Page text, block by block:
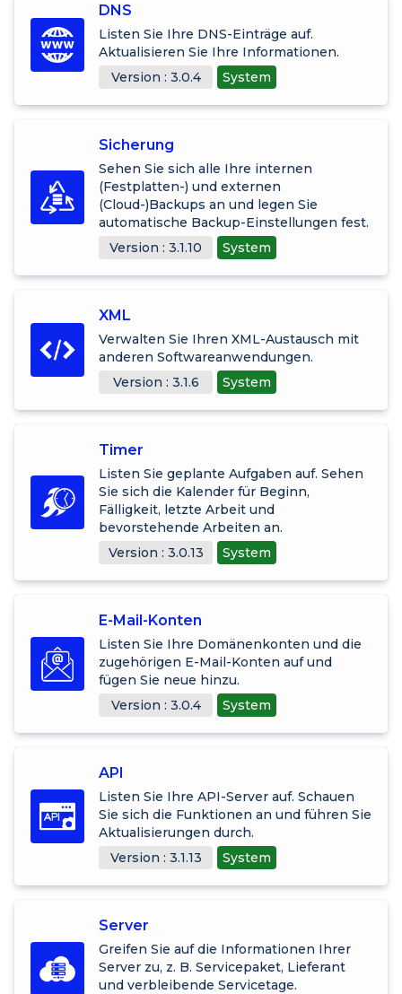
DNS
Listen Sie Ihre DNS-Einträge auf.
Aktualisieren Sie Ihre Informationen.
Version : 3.0.4
System
Sicherung
Sehen Sie sich alle Ihre internen
(Festplatten-) und externen
(Cloud-)Backups an und legen Sie
automatische Backup-Einstellungen fest.
Version : 3.1.10
System
XML
Verwalten Sie Ihren XML-Austausch mit
anderen Softwareanwendungen.
Version : 3.1.6
System
Timer
Listen Sie geplante Aufgaben auf. Sehen
Sie sich die Kalender für Beginn,
Fälligkeit, letzte Arbeit und
bevorstehende Arbeiten an.
Version : 3.0.13
System
E-Mail-Konten
Listen Sie Ihre Domänenkonten und die
zugehörigen E-Mail-Konten auf und
fügen Sie neue hinzu.
Version : 3.0.4
System
API
Listen Sie Ihre API-Server auf. Schauen
Sie sich die Funktionen an und führen Sie
Aktualisierungen durch.
Version : 3.1.13
System
Server
Greifen Sie auf die Informationen Ihrer
Server zu, z. B. Servicepaket, Lieferant
und verbleibende Servicetage.